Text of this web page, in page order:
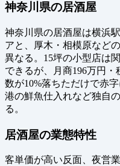
神奈川県の居酒屋
神奈川県の居酒屋は横浜
アと、厚木・相模原など
異なる。15坪の小型店は
できるが、月商196万円
数が10%落ちただけで赤
港の鮮魚仕入れなど独自
る。
居酒屋の業態特性
客単価が高い反面、夜営